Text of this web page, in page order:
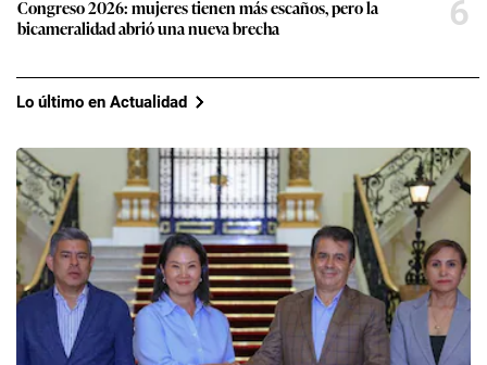
Congreso 2026: mujeres tienen más escaños, pero la
bicameralidad abrió una nueva brecha
6
Lo último en Actualidad